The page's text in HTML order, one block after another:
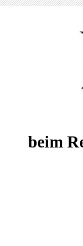
beim